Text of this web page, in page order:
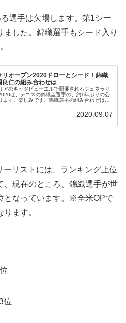
選手は欠場します。第1シー
ました。錦織選手もシード入り
リオープン2020ドローとシード！錦織
良仁の組み合わせは
アのキッツビューエルで開催されるジェネラリ
は、テニスの錦織圭選手の、約1年ぶりの公
ます。楽しみです。錦織選手の組み合わせは？
2020.09.07
リストには、ランキング上位
、現在のところ、錦織選手が世
となっています。※全米OPで
ます。
位